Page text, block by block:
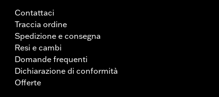
Contattaci
Traccia ordine
Spedizione e consegna
Resi e cambi
Domande frequenti
Dichiarazione di conformità
Offerte